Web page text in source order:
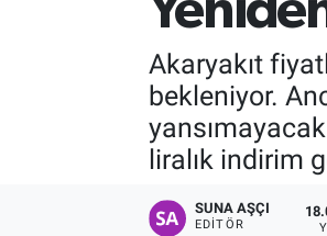
Akaryakıt
bekleniyor.
liralık indirim
SUNA AŞÇI
EDITÖR
TFF 2.Lig Kırmızı Grup Puan
Tüm Manşetler
Son Dakika Haberleri